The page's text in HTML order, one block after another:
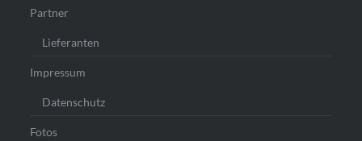
Partner
Lieferanten
Impressum
Datenschutz
Fotos